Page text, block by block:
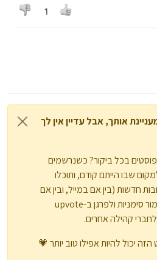
1
אותך, אבל עדיין אין לך
בכל ביקור? כשנרשמים
שבו הייתם קודם, ותוכלו
חדשות (בין אם במייל, ובין אם
בהתראת פוש). תוכלו גם לשמור סימניות ולפרגן ב-upvote
קהילה אחרים.
יכול להיות אפילו טוב יותר 💗